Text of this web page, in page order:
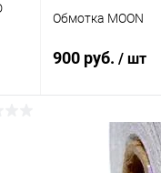
Обмотка MOON
900 руб. / шт